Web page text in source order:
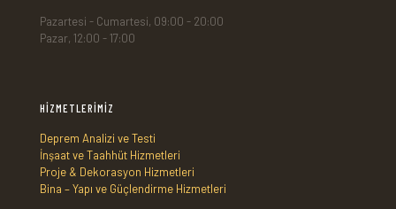
Pazartesi - Cumartesi, 09:00 - 20:00
Pazar, 12:00 - 17:00
HİZMETLERİMİZ
Deprem Analizi ve Testi
İnşaat ve Taahhüt Hizmetleri
Proje & Dekorasyon Hizmetleri
Bina – Yapı ve Güçlendirme Hizmetleri